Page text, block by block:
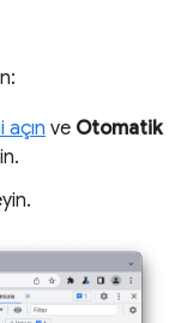
açın ve Otomatik